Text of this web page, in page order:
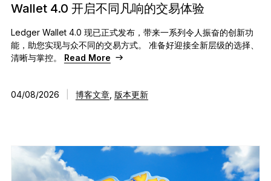
Wallet 4.0 开启不同凡响的交易体验
Ledger Wallet 4.0 现已正式发布，带来一系列令人振奋的创新功
能，助您实现与众不同的交易方式。 准备好迎接全新层级的选择、
清晰与掌控。 Read More
04/08/2026 博客文章, 版本更新